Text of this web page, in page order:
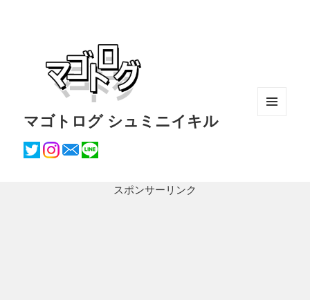
マゴトログ シュミニイキル
スポンサーリンク